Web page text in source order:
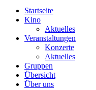
Startseite
Kino
Aktuelles
Veranstaltungen
Konzerte
Aktuelles
Gruppen
Übersicht
Über uns